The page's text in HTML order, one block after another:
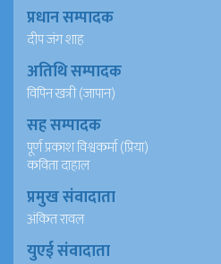
प्रधान सम्पादक
दीप जंग शाह
अतिथि सम्पादक
विपिन खत्री (जापान)
सह सम्पादक
पूर्ण प्रकाश विश्वकर्मा (प्रिया)
कविता दाहाल
प्रमुख संवादाता
अंकित रावल
युएई संवादाता